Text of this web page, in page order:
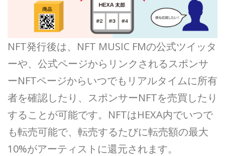
NFT発行後は、NFT MUSIC FMの公式ツイッタ
ーや、公式ページからリンクされるスポンサ
ーNFTページからいつでもリアルタイムに所有
者を確認したり、スポンサーNFTを売買したり
することが可能です。NFTはHEXA内でいつで
も転売可能で、転売するたびに転売額の最大
10%がアーティストに還元されます。